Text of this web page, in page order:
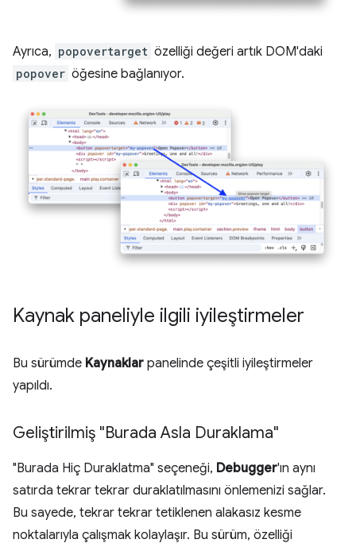
Ayrıca, popovertarget özelliği değeri artık DOM'daki
popover öğesine bağlanıyor.
Kaynak paneliyle ilgili iyileştirmeler
Bu sürümde Kaynaklar panelinde çeşitli iyileştirmeler
yapıldı.
Geliştirilmiş "Burada Asla Duraklama"
"Burada Hiç Duraklatma" seçeneği, Debugger'ın aynı
satırda tekrar tekrar duraklatılmasını önlemenizi sağlar.
Bu sayede, tekrar tekrar tetiklenen alakasız kesme
noktalarıyla çalışmak kolaylaşır. Bu sürüm, özelliği